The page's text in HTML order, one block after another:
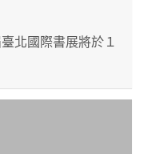
北國際書展將於１